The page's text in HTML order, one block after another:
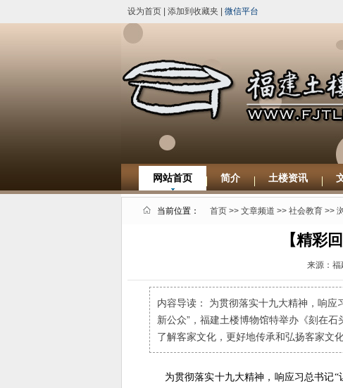
设为首页 添加到收藏夹 微信平台
网站首页 简介 土楼资讯
当前位置： 首页 >> 文章频道 >> 社会教育 >>
【精彩
来源：福
内容导读： 为贯彻落实十九大精神，响应
新公众”，福建土楼博物馆特举办《刻在
了解客家文化，更好地传承和弘扬客家文化
为贯彻落实十九大精神，响应习总书记“